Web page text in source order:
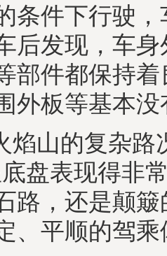
条件下行驶
后发现，车
部件都保持
外板等基本
焰山的复杂路
盘表现得非
路，还是颠
、平顺的驾乘